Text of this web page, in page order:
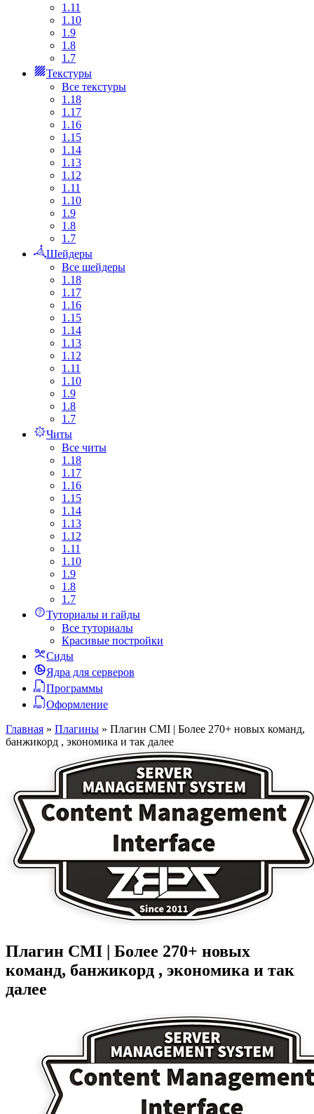
1.11
1.10
1.9
1.8
1.7
Текстуры
Все текстуры
1.18
1.17
1.16
1.15
1.14
1.13
1.12
1.11
1.10
1.9
1.8
1.7
Шейдеры
Все шейдеры
1.18
1.17
1.16
1.15
1.14
1.13
1.12
1.11
1.10
1.9
1.8
1.7
Читы
Все читы
1.18
1.17
1.16
1.15
1.14
1.13
1.12
1.11
1.10
1.9
1.8
1.7
Туториалы и гайды
Все туториалы
Красивые постройки
Сиды
Ядра для серверов
Программы
Оформление
Главная » Плагины » Плагин CMI | Более 270+ новых команд,
банжикорд , экономика и так далее
Плагин CMI | Более 270+ новых
команд, банжикорд , экономика и так
далее